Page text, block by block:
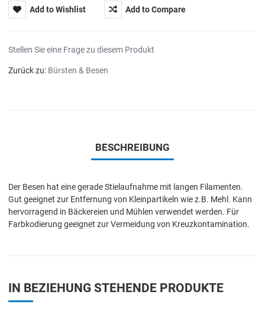
Add to Wishlist Add to Compare
Stellen Sie eine Frage zu diesem Produkt
Zurück zu: Bürsten & Besen
BESCHREIBUNG
Der Besen hat eine gerade Stielaufnahme mit langen Filamenten.
Gut geeignet zur Entfernung von Kleinpartikeln wie z.B. Mehl. Kann
hervorragend in Bäckereien und Mühlen verwendet werden. Für
Farbkodierung geeignet zur Vermeidung von Kreuzkontamination.
IN BEZIEHUNG STEHENDE PRODUKTE